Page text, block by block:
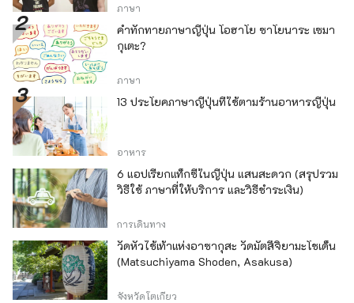
ภาษา
คำทักทายภาษาญี่ปุ่น โอฮาโย ซาโยนาระ เซมา
กุเตะ?
ภาษา
13 ประโยคภาษาญี่ปุ่นที่ใช้ตามร้านอาหารญี่ปุ่น
อาหาร
6 แอปเรียกแท็กซี่ในญี่ปุ่น แสนสะดวก (สรุปรวม
วิธีใช้ ภาษาที่ให้บริการ และวิธีชำระเงิน)
การเดินทาง
วัดหัวไช้เท้าแห่งอาซากุสะ วัดมัตสึจิยามะโชเด็น
(Matsuchiyama Shoden, Asakusa)
จังหวัดโตเกียว